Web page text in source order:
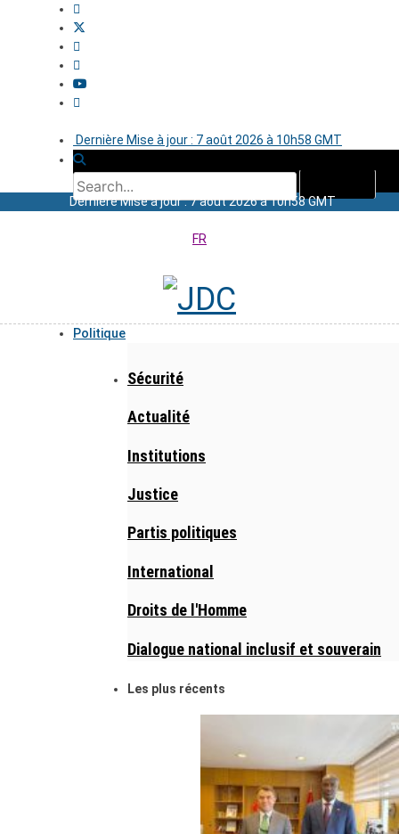
Dernière Mise à jour : 7 août 2026 à 10h58 GMT
Dernière Mise à jour : 7 août 2026 à 10h58 GMT
FR
Politique
Sécurité
Actualité
Institutions
Justice
Partis politiques
International
Droits de l'Homme
Dialogue national inclusif et souverain
Les plus récents